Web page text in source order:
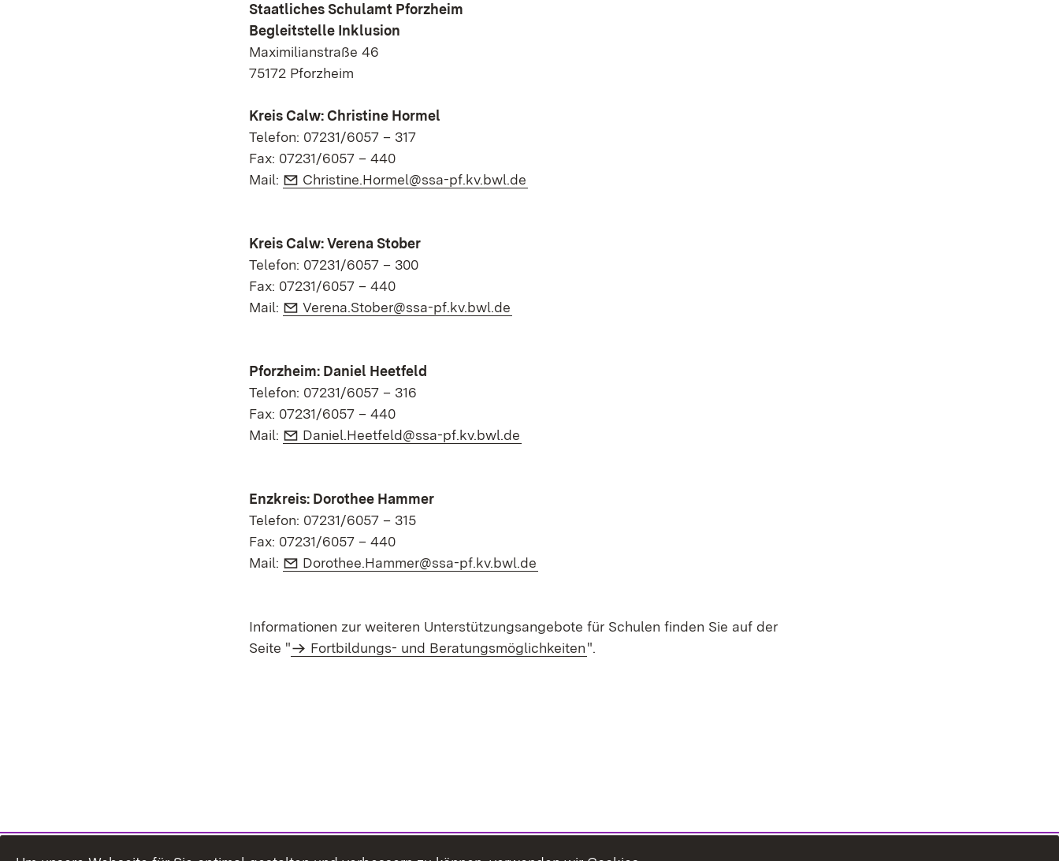
Staatliches Schulamt Pforzheim
Begleitstelle Inklusion
Maximilianstraße 46
75172 Pforzheim
Kreis Calw: Christine Hormel
Telefon: 07231/6057 – 317
Fax: 07231/6057 – 440
Mail:
E-Mail:
Christine.Hormel@ssa-pf.kv.bwl.de
Kreis Calw: Verena Stober
Telefon: 07231/6057 – 300
Fax: 07231/6057 – 440
Mail:
E-Mail:
Verena.Stober@ssa-pf.kv.bwl.de
Pforzheim: Daniel Heetfeld
Telefon: 07231/6057 – 316
Fax: 07231/6057 – 440
Mail:
E-Mail:
Daniel.Heetfeld@ssa-pf.kv.bwl.de
Enzkreis: Dorothee Hammer
Telefon: 07231/6057 – 315
Fax: 07231/6057 – 440
Mail:
E-Mail:
Dorothee.Hammer@ssa-pf.kv.bwl.de
Informationen zur weiteren Unterstützungsangebote für Schulen finden Sie auf der
Seite "
Fortbildungs- und Beratungsmöglichkeiten".